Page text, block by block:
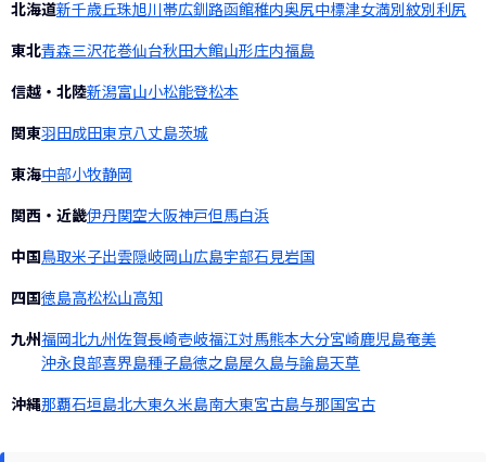
北海道新千歳丘珠旭川 帯広釧路函館稚内奥尻中標津女満別 紋別 利尻
東北青森三沢花巻仙台秋田大館山形庄内福島
信越・北陸新潟富山小松能登松本
関東羽田成田東京八丈島茨城
東海中部小牧静岡
関西・近畿伊丹関空大阪神戸但馬白浜
中国鳥取米子出雲隠岐岡山広島宇部石見岩国
四国徳島高松松山高知
九州福岡北九州佐賀長崎壱岐福江対馬熊本大分宮崎鹿児島奄美
沖永良部喜界島種子島徳之島屋久島与論島天草
沖縄那覇石垣島北大東久米島南大東宮古島与那国宮古